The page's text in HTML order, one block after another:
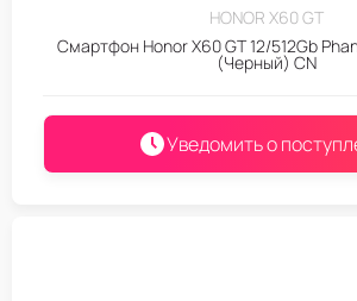
HONOR X60 GT
Смартфон Honor X60 GT 12/512Gb
(Черный) CN
Уведомить о